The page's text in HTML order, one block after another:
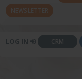
NEWSLETTER
LOG IN CRM